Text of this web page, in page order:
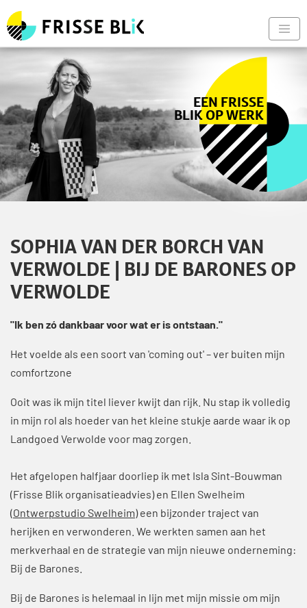
Frisse Blik - Naar de
EEN FRISSE
BLIK OP WERK
SOPHIA VAN DER BORCH VAN
VERWOLDE | BIJ DE BARONES OP
VERWOLDE
"Ik ben zó dankbaar voor wat er is ontstaan."
Het voelde als een soort van 'coming out' – ver buiten mijn
comfortzone
Ooit was ik mijn titel liever kwijt dan rijk. Nu stap ik volledig
in mijn rol als hoeder van het kleine stukje aarde waar ik op
Landgoed Verwolde voor mag zorgen.
Het afgelopen halfjaar doorliep ik met Isla Sint-Bouwman
(Frisse Blik organisatieadvies) en Ellen Swelheim
(Ontwerpstudio Swelheim) een bijzonder traject van
herijken en verwonderen. We werkten samen aan het
merkverhaal en de strategie van mijn nieuwe onderneming:
Bij de Barones.
Bij de Barones is helemaal in lijn met mijn missie om mijn